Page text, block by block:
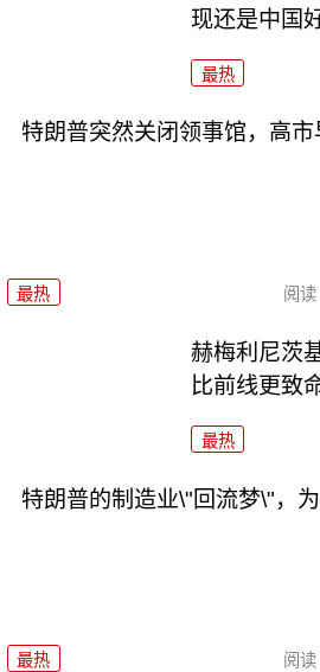
现还是中国
最热
特朗普突然关闭领事馆，高
最热 阅读
赫梅利尼茨
比前线更致
最热
特朗普的制造业\"回流梦\"，
最热 阅读